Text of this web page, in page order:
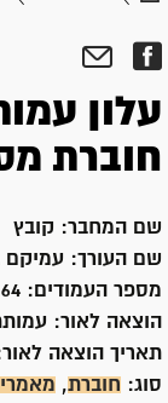
עלון
חוברת
שם המחבר: קובץ
שם העורך: עמיקם
מספר העמודים: 64
הוצאה לאור:
תאריך הוצאה
סוג: חוברת,